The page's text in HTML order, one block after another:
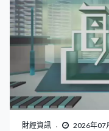
法律體系及監管制度
場）流通性非常大，
上市也相當活躍，最
各項互聯互通制度能
正與內地相關部門探
示業界期望投資產品
香港專業投資者門檻
門檻去到300萬元，
平，讓更多資金過來
財經資訊 2026年07